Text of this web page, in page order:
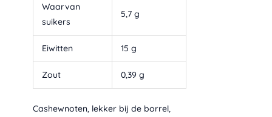
Waarvan
suikers
5,7 g
Eiwitten 15 g
Zout 0,39 g
Cashewnoten, lekker bij de borrel,